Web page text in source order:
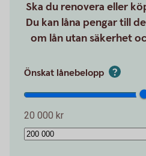
Ska du renovera eller
Du kan låna pengar till
om lån utan säkerhet
Önskat lånebelopp
20 000 kr